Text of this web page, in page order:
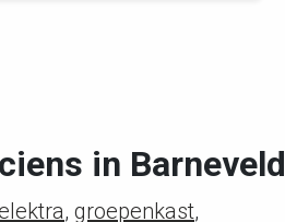
in Barneveld
, groepenkast,